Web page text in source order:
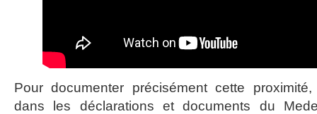
Pour documenter précisément cette
dans les déclarations et documents du